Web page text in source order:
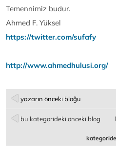
Temennimiz budur.
Ahmed F. Yüksel
https://twitter.com/sufafy
http://www.ahmedhulusi.org/
yazarın önceki bloğu
bu kategorideki önceki blog